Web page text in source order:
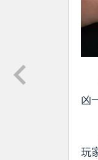
凶
玩